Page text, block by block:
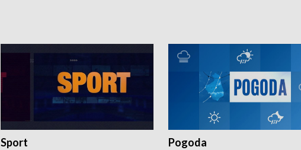
Sport Pogoda